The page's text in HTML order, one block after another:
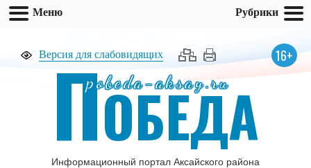
Версия для слабовидящих 16+
pobeda-aksay.ru
ПОБЕДА
Информационный портал Аксайского района
Меню Рубрики